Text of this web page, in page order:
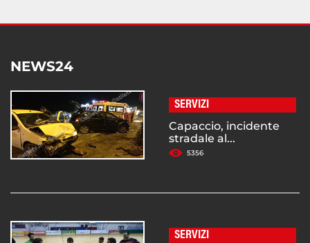
NEWS24
SERVIZI
Capaccio, incidente
stradale al...
5356
SERVIZI